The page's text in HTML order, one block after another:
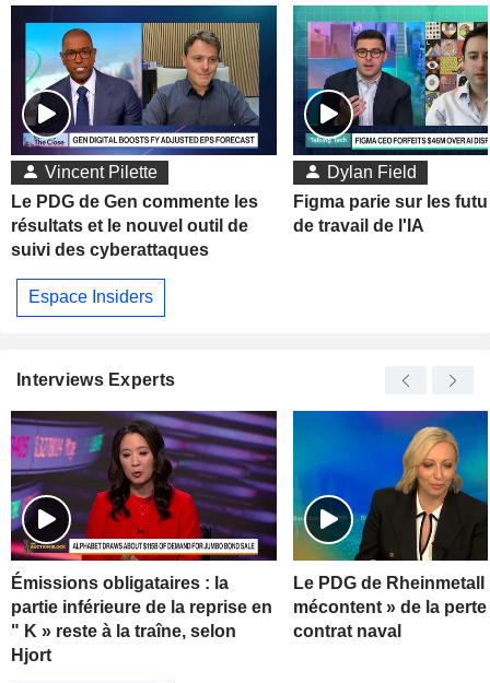
Vincent Pilette
Le PDG de Gen commente les
résultats et le nouvel outil de
suivi des cyberattaques
Dylan Field
Figma parie sur les
de travail de l'IA
Espace Insiders
Interviews Experts
Émissions obligataires : la
partie inférieure de la reprise en
" K » reste à la traîne, selon
Hjort
Le PDG de
mécontent » de la
contrat naval